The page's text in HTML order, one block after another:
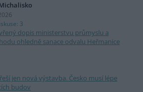
3
dopis ministerstvu průmyslu a
ohledně sanace odvalu Heřmanice
jen nová výstavba. Česko musí lépe
budov